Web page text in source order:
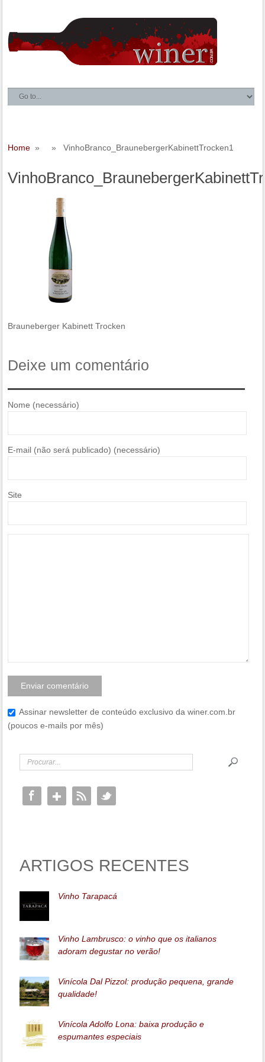
Home » » VinhoBranco_BraunebergerKabinettTrocken1
Brauneberger Kabinett Trocken
Deixe um comentário
Nome (necessário)
E-mail (não será publicado) (necessário)
Site
Assinar newsletter de conteúdo exclusivo da winer.com.br
(poucos e-mails por mês)
ARTIGOS RECENTES
Vinho Tarapacá
Vinho Lambrusco: o vinho que os italianos
adoram degustar no verão!
Vinícola Dal Pizzol: produção pequena, grande
qualidade!
Vinícola Adolfo Lona: baixa produção e
espumantes especiais